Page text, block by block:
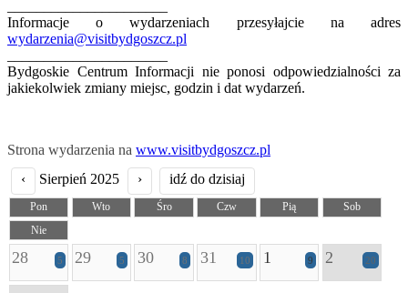
Informacje o wydarzeniach przesyłajcie na adres
wydarzenia@visitbydgoszcz.pl
Bydgoskie Centrum Informacji nie ponosi odpowiedzialności za
jakiekolwiek zmiany miejsc, godzin i dat wydarzeń.
Strona wydarzenia na www.visitbydgoszcz.pl
‹
Sierpień 2025 › idź do dzisiaj
Pon Wto Śro Czw Pią
Sob
Nie
28 5 29 5 30 8 31 10 1 9 2 20